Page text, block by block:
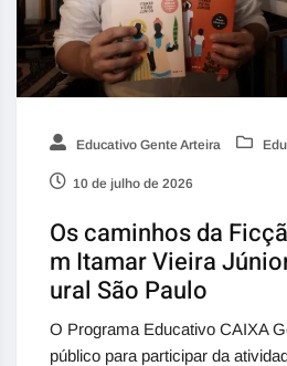
Educativo Gente Arteira
10 de julho de 2026
Os caminhos da
m Itamar Vieira
ural São Paulo
O Programa Educativo CAIXA
público para participar da